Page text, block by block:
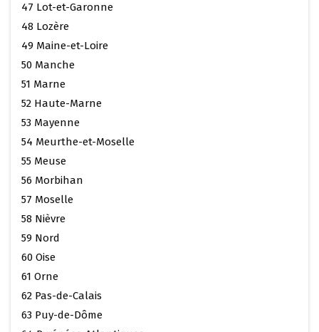
47 Lot-et-Garonne
48 Lozère
49 Maine-et-Loire
50 Manche
51 Marne
52 Haute-Marne
53 Mayenne
54 Meurthe-et-Moselle
55 Meuse
56 Morbihan
57 Moselle
58 Nièvre
59 Nord
60 Oise
61 Orne
62 Pas-de-Calais
63 Puy-de-Dôme